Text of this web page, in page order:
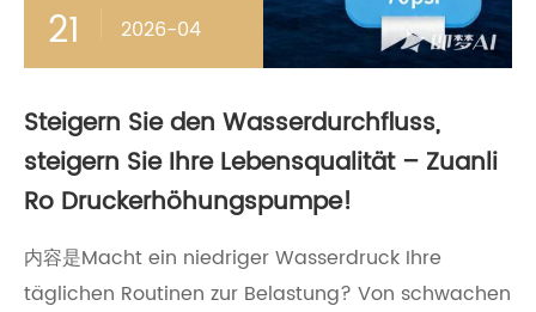
21 2026-04
Steigern Sie den Wasserdurchfluss,
steigern Sie Ihre Lebensqualität – Zuanli
Ro Druckerhöhungspumpe!
内容是Macht ein niedriger Wasserdruck Ihre
täglichen Routinen zur Belastung? Von schwachen